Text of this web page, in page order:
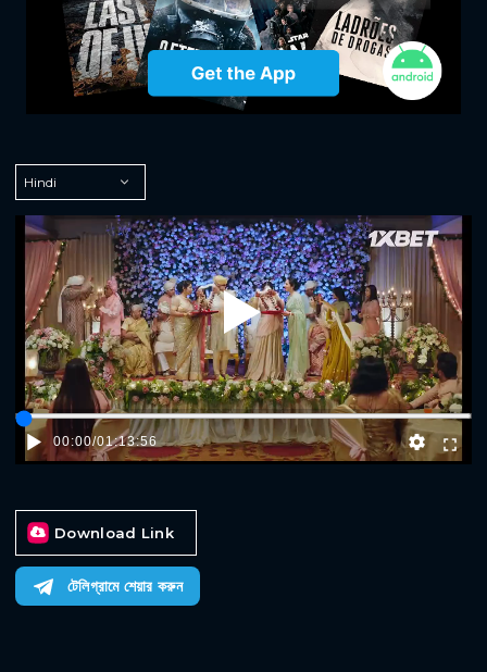
Play
00:00/01:13:56
Download Link
টেলিগ্রামে শেয়ার করুন